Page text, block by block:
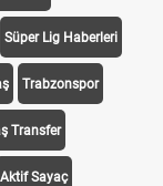
Süper Lig Haberleri
Trabzonspor
Transfer
Aktif Sayaç